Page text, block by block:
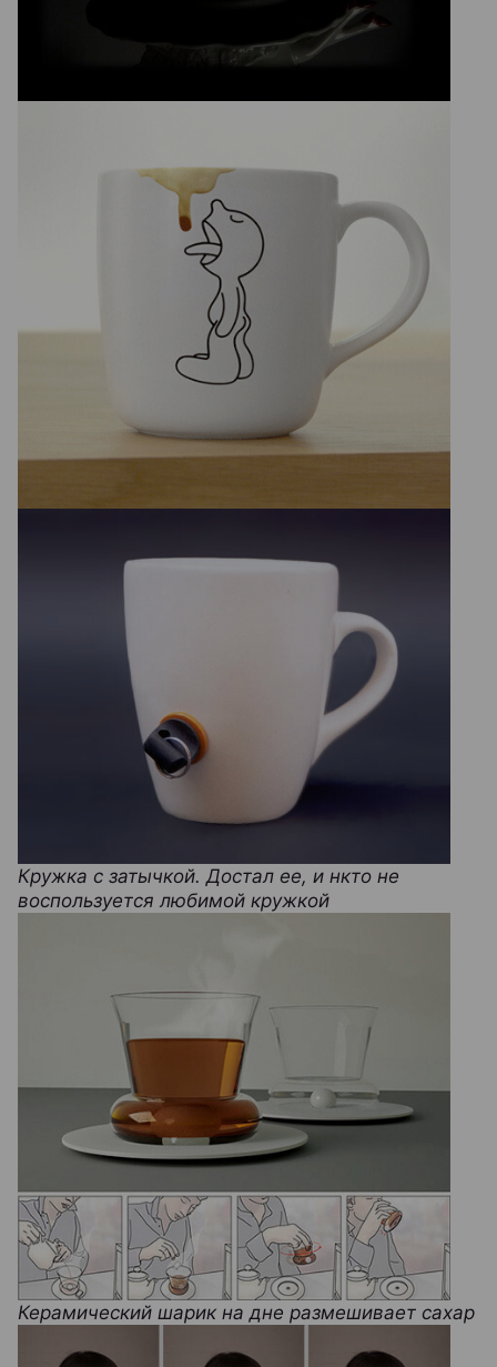
Кружка с затычкой. Достал ее, и нкто не
воспользуется любимой кружкой
Керамический шарик на дне размешивает сахар